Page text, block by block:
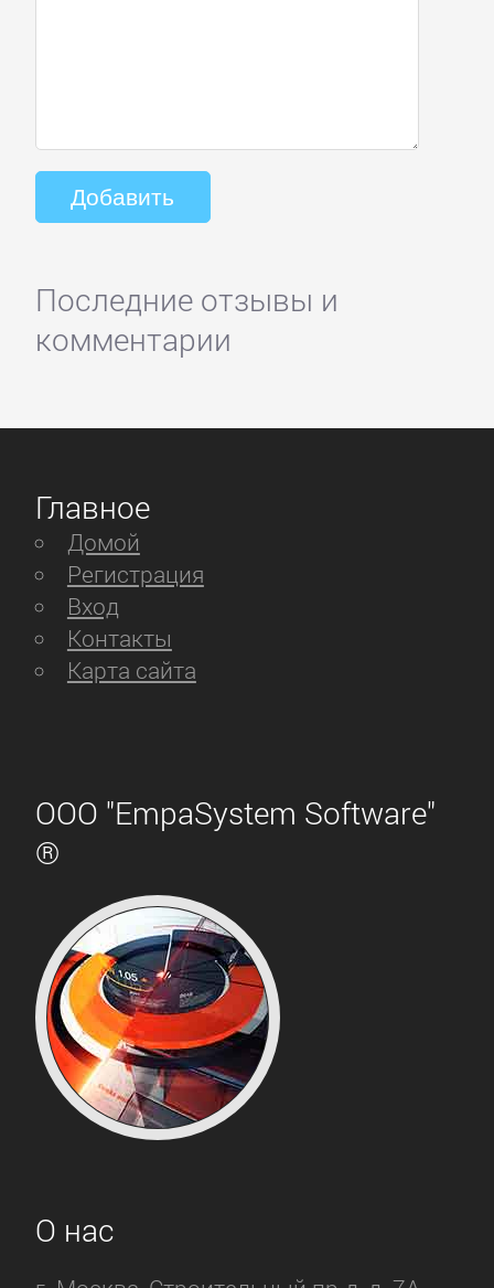
Последние отзывы и
комментарии
Главное
Домой
Регистрация
Вход
Контакты
Карта сайта
ООО "EmpaSystem Software"
®
О нас